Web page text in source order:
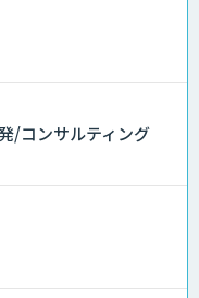
/コンサルティング